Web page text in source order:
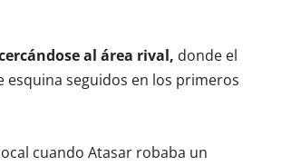
al área rival, donde el
esquina seguidos en los primeros
cuando Atasar robaba un